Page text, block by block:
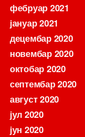
фебруар 2021
јануар 2021
децембар 2020
новембар 2020
октобар 2020
септембар 2020
август 2020
јул 2020
јун 2020